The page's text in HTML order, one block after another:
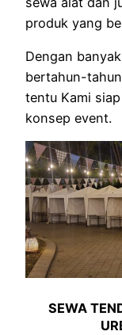
produk yang
Dengan
bertahun-
tentu Kami
konsep event.
SEWA